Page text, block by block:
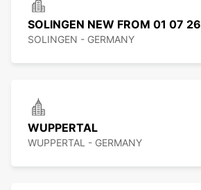
SOLINGEN NEW FROM 01 07 26
SOLINGEN - GERMANY
WUPPERTAL
WUPPERTAL - GERMANY